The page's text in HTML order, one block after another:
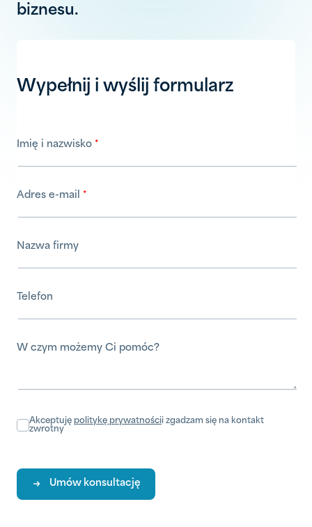
biznesu.
Wypełnij i wyślij formularz
Imię i nazwisko
Adres e-mail
Nazwa firmy
Telefon
W czym możemy Ci pomóc?
Akceptuję politykę prywatnościi zgadzam się na kontakt
zwrotny
Umów konsultację